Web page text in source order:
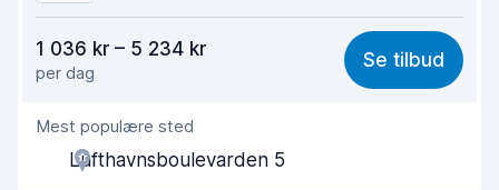
8,8
Enkel å finne 9,0
Hjelp og service
Tid brukt på henting
1 036 kr – 5 234 kr
per dag
Se tilbud
Mest populære sted
Lufthavnsboulevarden 5